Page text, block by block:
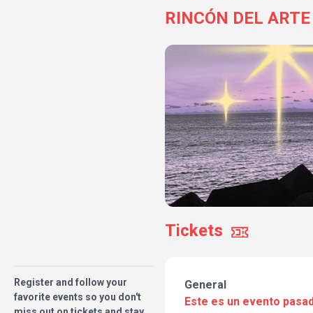
Register and follow your
favorite events so you don't
RINCÓN DEL
Tickets
General
Este es un evento